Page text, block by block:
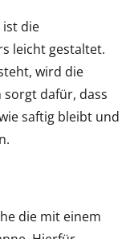
ist die
leicht gestaltet.
wird die
dafür, dass
saftig bleibt und
die mit einem